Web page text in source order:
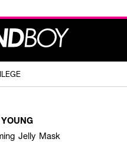
Jelly Mask